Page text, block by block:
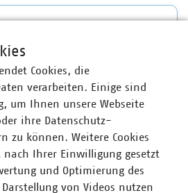
Cookies, die
verarbeiten. Einige sind
um Ihnen unsere Webseite
ihre Datenschutz-
zu können. Weitere Cookies
Ihrer Einwilligung gesetzt
und Optimierung des
von Videos nutzen